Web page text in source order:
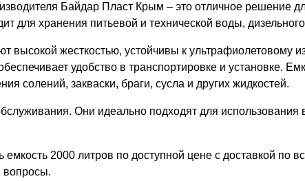
Байдар Пласт Крым – это отличное решение
для хранения питьевой и технической воды,
высокой жесткостью, устойчивы к ультрафиолетовому
удобство в транспортировке и установке.
солений, закваски, браги, сусла и других жидкостей.
Они идеально подходят для
2000 литров по доступной цене с доставкой
вопросы.